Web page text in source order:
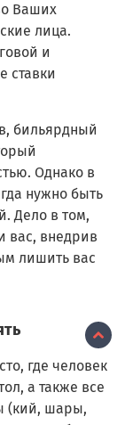
Ваших
лица.
и
ставки
бильярдный
Однако в
нужно быть
Дело в том,
вас, внедрив
лишить вас
где человек
а также все
(кий, шары,